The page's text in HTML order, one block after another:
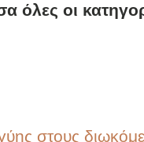
όλες οι
στους